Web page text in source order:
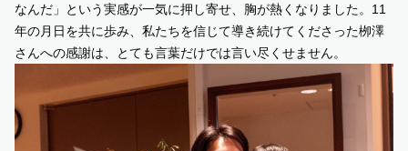
なんだ」という実感が一気に押し寄せ、胸が熱くなりました。11
年の月日を共に歩み、私たちを信じて導き続けてくださった栁澤
さんへの感謝は、とても言葉だけでは言い尽くせません。